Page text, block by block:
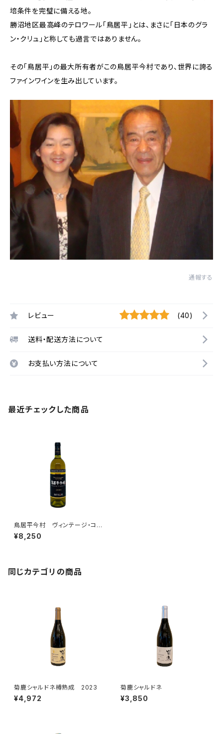
培条件を完璧に備える地。
勝沼地区最高峰のテロワール「鳥居平」とは、まさに「日本のグラ
ン・クリュ」と称しても過言ではありません。
その「鳥居平」の最大所有者がこの鳥居平今村であり、世界に誇る
ファインワインを生み出しています。
通報する
レビュー (40)
送料・配送方法について
お支払い方法について
最近チェックした商品
鳥居平今村 ヴィンテージ・コレ
クション ブラン キュヴェ・ユ
カ 2004
¥8,250
同じカテゴリの商品
菊鹿シャルドネ樽熟成 2023
¥4,972
菊鹿シャルドネ
¥3,850